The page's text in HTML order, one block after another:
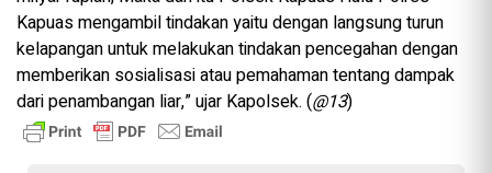
Kapuas mengambil tindakan yaitu dengan langsung turun
kelapangan untuk melakukan tindakan pencegahan dengan
memberikan sosialisasi atau pemahaman tentang dampak
dari penambangan liar,” ujar Kapolsek. (@13)